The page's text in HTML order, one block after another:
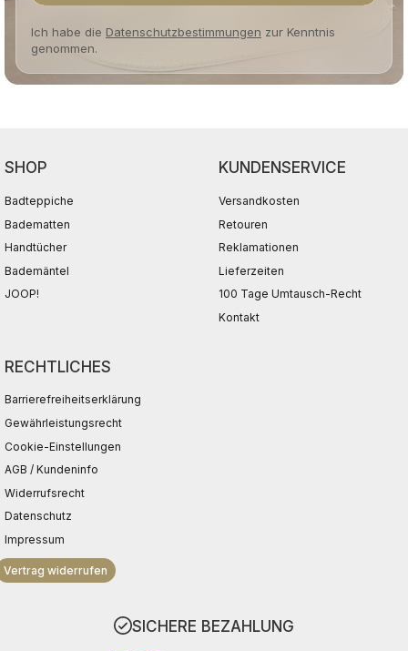
Ich habe die Datenschutzbestimmungen zur Kenntnis
genommen.
SHOP
Badteppiche
Badematten
Handtücher
Bademäntel
JOOP!
KUNDENSERVICE
Versandkosten
Retouren
Reklamationen
Lieferzeiten
100 Tage Umtausch-Recht
Kontakt
RECHTLICHES
Barrierefreiheitserklärung
Gewährleistungsrecht
Cookie-Einstellungen
AGB / Kundeninfo
Widerrufsrecht
Datenschutz
Impressum
Vertrag widerrufen
SICHERE BEZAHLUNG